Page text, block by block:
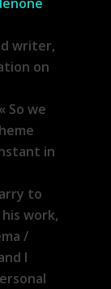
writer,
on
So we
in
to
work,
/
I